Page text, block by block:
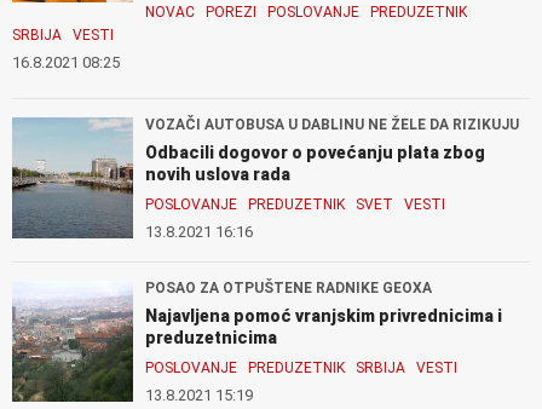
NOVAC POREZI POSLOVANJE
PREDUZETNIK
SRBIJA
VESTI
16.8.2021 08:25
VOZAČI AUTOBUSA U DABLINU NE ŽELE DA RIZIKUJU
Odbacili dogovor o povećanju plata zbog
novih uslova rada
POSLOVANJE PREDUZETNIK SVET VESTI
13.8.2021 16:16
POSAO ZA OTPUŠTENE RADNIKE GEOXA
Najavljena pomoć vranjskim privrednicima i
preduzetnicima
POSLOVANJE PREDUZETNIK SRBIJA VESTI
13.8.2021 15:19